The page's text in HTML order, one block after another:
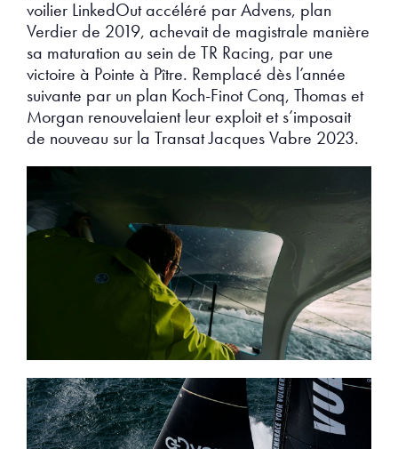
voilier LinkedOut accéléré par Advens, plan
Verdier de 2019, achevait de magistrale manière
sa maturation au sein de TR Racing, par une
victoire à Pointe à Pître. Remplacé dès l’année
suivante par un plan Koch-Finot Conq, Thomas et
Morgan renouvelaient leur exploit et s’imposait
de nouveau sur la Transat Jacques Vabre 2023.